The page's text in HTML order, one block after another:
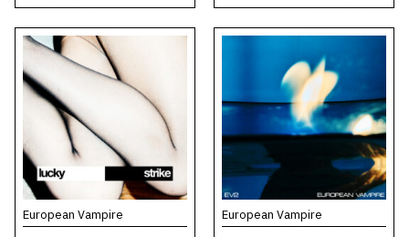
European Vampire European Vampire